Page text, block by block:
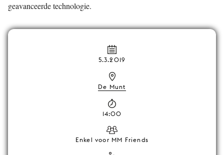
geavanceerde technologie.
5.3.2019
De Munt
14:00
Enkel voor MM Friends